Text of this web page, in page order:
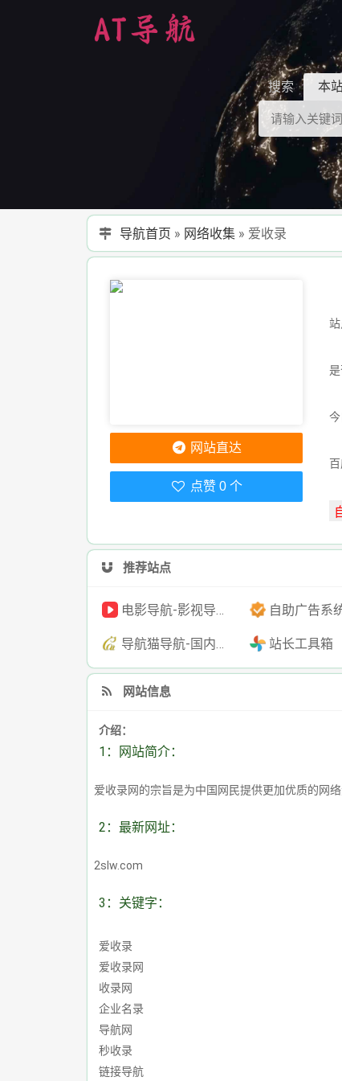
搜索 本
导航首页 » 网络收集 » 爱收录
百
网站直达
点赞 0 个
推荐站点
电影导航-影视导航-电影搜索-影视搜索-电影站收录 自助广告系统-自助广告源码-自助
导航猫导航-国内专业的技术资源网分类平台 站长工具箱
网站信息
介绍：
1：网站简介：
爱收录网的宗旨是为中国网民提供更加优质的网
2：最新网址：
2slw.com
3：关键字：
爱收录
爱收录网
收录网
企业名录
导航网
秒收录
链接导航